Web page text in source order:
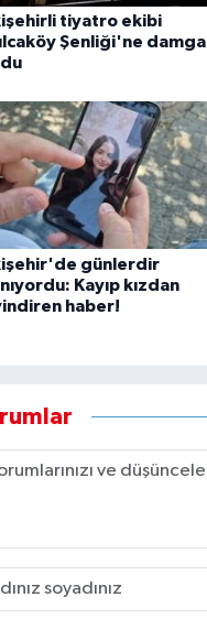
tiyatro ekibi
Şenliği'ne damga
günlerdir
Kayıp kızdan
haber!